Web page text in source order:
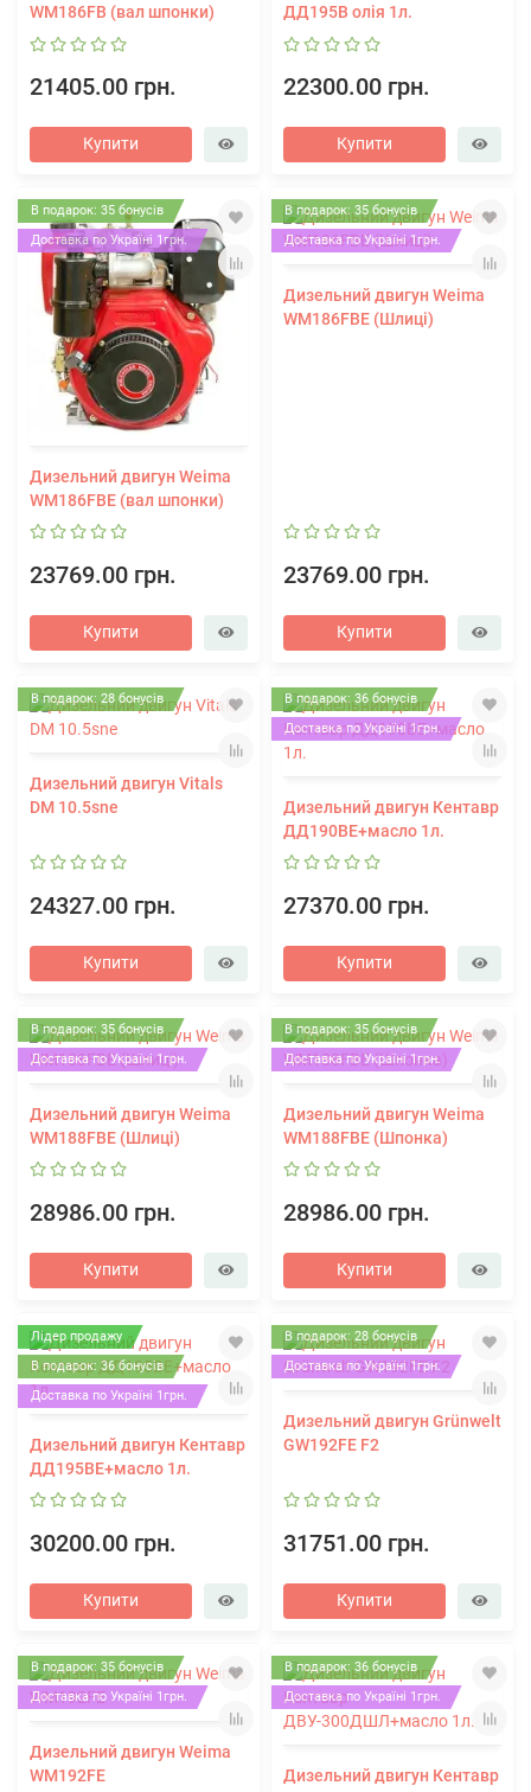
WM186FB (вал шпонки)
21405.00 грн.
Купити
ДД195В олія 1л.
22300.00 грн.
Купити
В подарок: 35 бонусів
Доставка по Україні 1грн.
Дизельний двигун Weima
WM186FBЕ (вал шпонки)
23769.00 грн.
Купити
В подарок: 35 бонусів
Доставка по Україні 1грн.
Дизельний двигун Weima
WM186FBЕ (Шлиці)
23769.00 грн.
Купити
В подарок: 28 бонусів
Дизельний двигун Vitals
DM 10.5sne
24327.00 грн.
Купити
В подарок: 36 бонусів
Доставка по Україні 1грн.
Дизельний двигун Кентавр
ДД190ВЕ+масло 1л.
27370.00 грн.
Купити
В подарок: 35 бонусів
Доставка по Україні 1грн.
Дизельний двигун Weima
WM188FBE (Шлиці)
28986.00 грн.
Купити
В подарок: 35 бонусів
Доставка по Україні 1грн.
Дизельний двигун Weima
WM188FBE (Шпонка)
28986.00 грн.
Купити
Лідер продажу
В подарок: 36 бонусів
Доставка по Україні 1грн.
Дизельний двигун Кентавр
ДД195ВЕ+масло 1л.
30200.00 грн.
Купити
В подарок: 28 бонусів
Доставка по Україні 1грн.
Дизельний двигун Grünwelt
GW192FE F2
31751.00 грн.
Купити
В подарок: 35 бонусів
Доставка по Україні 1грн.
Дизельний двигун Weima
WM192FE
В подарок: 36 бонусів
Доставка по Україні 1грн.
Дизельний двигун Кентавр